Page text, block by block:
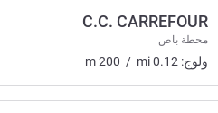
C.C. CARREFOUR
محطة باص
ولوج: m200 / mi0.12